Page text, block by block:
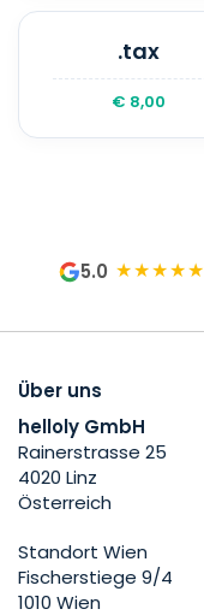
.tax
€ 8,00
5.0 ★★★★★
Über uns
helloly GmbH
Rainerstrasse 25
4020 Linz
Österreich
Standort Wien
Fischerstiege 9/4
1010 Wien